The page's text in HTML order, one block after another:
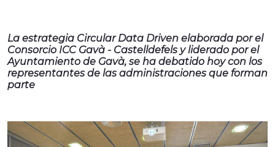
La estrategia Circular Data Driven elaborada por el
Consorcio ICC Gavà - Castelldefels y liderado por el
Ayuntamiento de Gavà, se ha debatido hoy con los
representantes de las administraciones que forman
parte